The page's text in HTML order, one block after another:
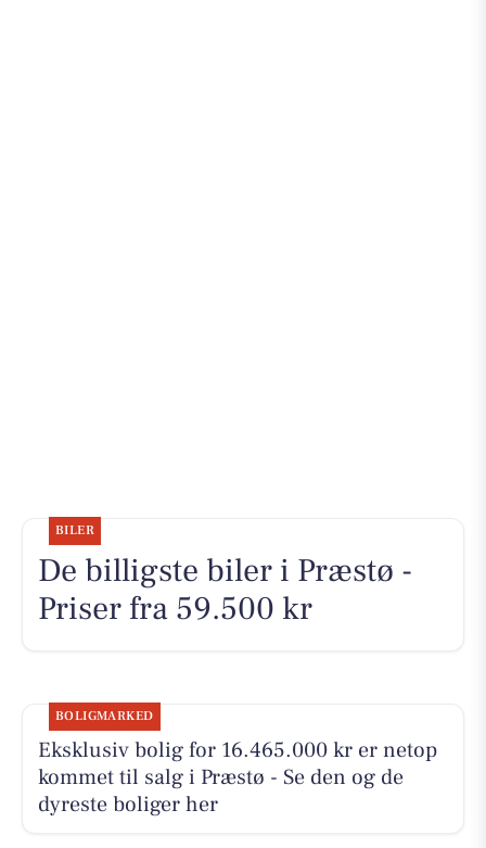
BILER
De billigste biler i Præstø -
Priser fra 59.500 kr
BOLIGMARKED
Eksklusiv bolig for 16.465.000 kr er netop
kommet til salg i Præstø - Se den og de
dyreste boliger her